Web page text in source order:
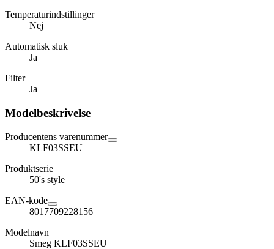
Temperaturindstillinger
Nej
Automatisk sluk
Ja
Filter
Ja
Modelbeskrivelse
Producentens varenummer
KLF03SSEU
Produktserie
50's style
EAN-kode
8017709228156
Modelnavn
Smeg KLF03SSEU